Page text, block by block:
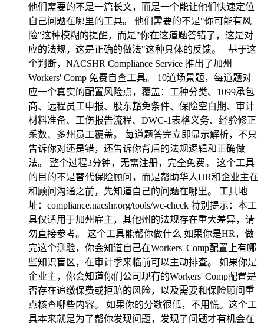
他们需要的不是一篇长文，而是一个能让他们快速定位
自己问题在哪里的工具。 他们需要的不是"你可能有风
险"这种模糊的提醒，而是"你在这道题答错了，这是对
应的法规，这是正确的做法"这种具体的反馈。 基于这
个判断，NACSHR Compliance Service 推出了加州
Workers' Comp 免费自查工具。 10道场景题，每道题对
应一个真实的配置风险点，覆盖：工种分类、1099承包
商、远程员工申报、股东豁免条件、保险空白期、审计
材料准备、工伤报告流程、DWC-1表格义务、经验修正
系数、多州员工覆盖。 每道题答完立即显示解析，不只
告诉你对还是错，还告诉你背后的法规逻辑和正确做
法。 整个过程3分钟，无需注册，完全免费。 这个工具
的目的不是替代保险顾问，而是帮助华人HR和企业主在
和顾问沟通之前，先知道自己的问题在哪里。 工具地
址：compliance.nacshr.org/tools/wc-check 特别提示：本工
具仅适用于加州雇主，其他州的法规存在重大差异，请
勿直接参考。 这个工具能帮你做什么 如果你是HR，做
完这个测验，你会知道自己在Workers' Comp配置上有哪
些知识盲区，在审计季来临前可以主动排查。 如果你是
企业主，你会知道你们公司现有的Workers' Comp配置是
否存在追缴保费或拒赔的风险，以及需要和保险顾问重
点核查哪些内容。 如果你的分数很低，不用慌。这个工
具本来就是为了帮你发现问题，发现了问题才有机会在